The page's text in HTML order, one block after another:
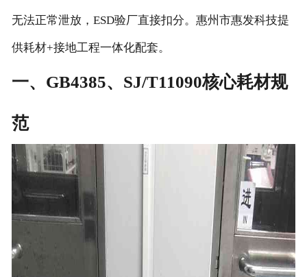
无法正常泄放，ESD验厂直接扣分。惠州市惠发科技提
供耗材+接地工程一体化配套。
一、GB4385、SJ/T11090核心耗材规
范